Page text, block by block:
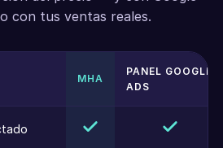
con tus ventas reales.
MHA
PANEL GOOGLE
ADS